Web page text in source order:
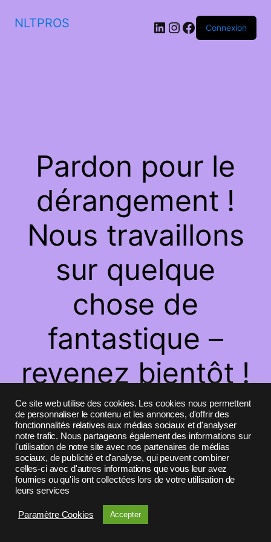
NLTPROS LinkedIn
Instagram
Facebook
Connexion
Pardon pour le
dérangement !
Nous travaillons
sur quelque
chose de
fantastique –
revenez bientôt !
Ce site web utilise des cookies. Les cookies nous permettent
de personnaliser le contenu et les annonces, d'offrir des
fonctionnalités relatives aux médias sociaux et d'analyser
notre trafic. Nous partageons également des informations sur
l'utilisation de notre site avec nos partenaires de médias
sociaux, de publicité et d'analyse, qui peuvent combiner
celles-ci avec d'autres informations que vous leur avez
fournies ou qu'ils ont collectées lors de votre utilisation de
leurs services
Paramètre Cookies Accepter